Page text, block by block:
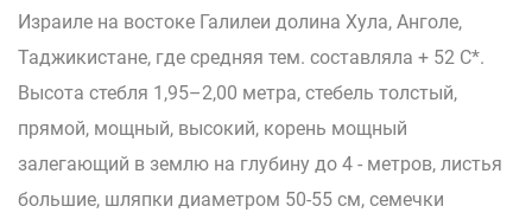
Израиле на востоке Галилеи долина Хула, Анголе,
Таджикистане, где средняя тем. составляла + 52 С*.
Высота стебля 1,95–2,00 метра, стебель толстый,
прямой, мощный, высокий, корень мощный
залегающий в землю на глубину до 4 - метров, листья
большие, шляпки диаметром 50-55 см, семечки